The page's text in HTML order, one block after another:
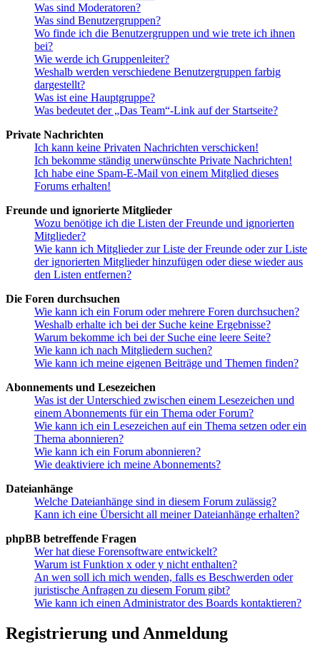
Was sind Moderatoren?
Was sind Benutzergruppen?
Wo finde ich die Benutzergruppen und wie trete ich ihnen
bei?
Wie werde ich Gruppenleiter?
Weshalb werden verschiedene Benutzergruppen farbig
dargestellt?
Was ist eine Hauptgruppe?
Was bedeutet der „Das Team“-Link auf der Startseite?
Private Nachrichten
Ich kann keine Privaten Nachrichten verschicken!
Ich bekomme ständig unerwünschte Private Nachrichten!
Ich habe eine Spam-E-Mail von einem Mitglied dieses
Forums erhalten!
Freunde und ignorierte Mitglieder
Wozu benötige ich die Listen der Freunde und ignorierten
Mitglieder?
Wie kann ich Mitglieder zur Liste der Freunde oder zur Liste
der ignorierten Mitglieder hinzufügen oder diese wieder aus
den Listen entfernen?
Die Foren durchsuchen
Wie kann ich ein Forum oder mehrere Foren durchsuchen?
Weshalb erhalte ich bei der Suche keine Ergebnisse?
Warum bekomme ich bei der Suche eine leere Seite?
Wie kann ich nach Mitgliedern suchen?
Wie kann ich meine eigenen Beiträge und Themen finden?
Abonnements und Lesezeichen
Was ist der Unterschied zwischen einem Lesezeichen und
einem Abonnements für ein Thema oder Forum?
Wie kann ich ein Lesezeichen auf ein Thema setzen oder ein
Thema abonnieren?
Wie kann ich ein Forum abonnieren?
Wie deaktiviere ich meine Abonnements?
Dateianhänge
Welche Dateianhänge sind in diesem Forum zulässig?
Kann ich eine Übersicht all meiner Dateianhänge erhalten?
phpBB betreffende Fragen
Wer hat diese Forensoftware entwickelt?
Warum ist Funktion x oder y nicht enthalten?
An wen soll ich mich wenden, falls es Beschwerden oder
juristische Anfragen zu diesem Forum gibt?
Wie kann ich einen Administrator des Boards kontaktieren?
Registrierung und Anmeldung